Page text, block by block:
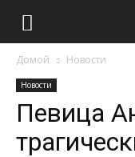
Домой Новости
Новости
Певица